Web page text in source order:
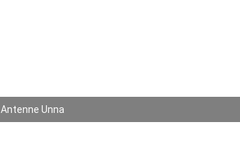
Antenne Unna